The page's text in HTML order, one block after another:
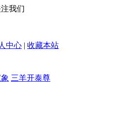
我们
中心 | 收藏本站
三羊开泰尊